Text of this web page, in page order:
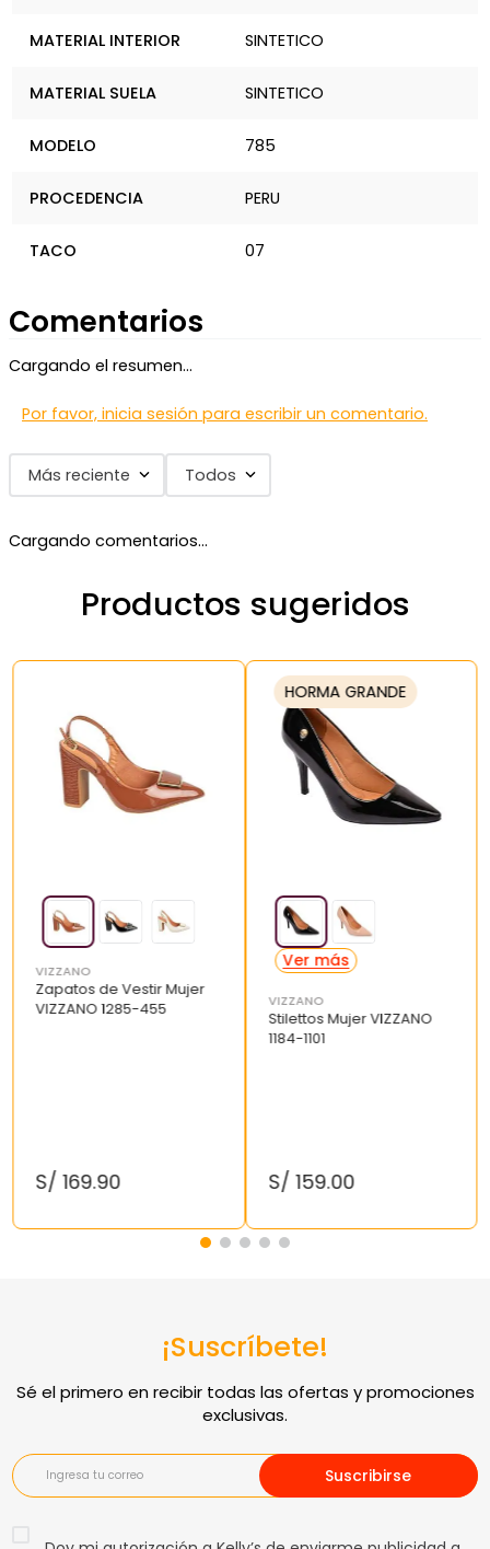
MATERIAL INTERIOR SINTETICO
MATERIAL SUELA SINTETICO
MODELO 785
PROCEDENCIA PERU
TACO 07
Comentarios
Cargando el resumen…
Por favor, inicia sesión para escribir un comentario.
Más reciente Todos
Cargando comentarios…
Productos sugeridos
VIZZANO
Zapatos de Vestir Mujer
VIZZANO 1285-455
S/ 169.90
HORMA GRANDE
VIZZANO
Stilettos Mujer VIZZANO
1184-1101
S/ 159.00
¡Suscríbete!
Suscribirse